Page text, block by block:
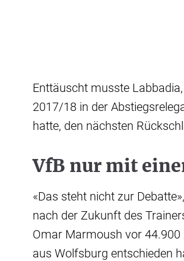
Enttäuscht musste
2017/18 in der
hatte, den nächsten
VfB nur mit
«Das steht nicht zur
nach der Zukunft des
Omar Marmoush vor 44.900
aus Wolfsburg entschieden